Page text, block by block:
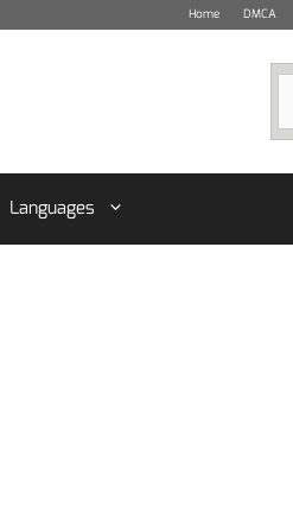
Home DMCA
Languages